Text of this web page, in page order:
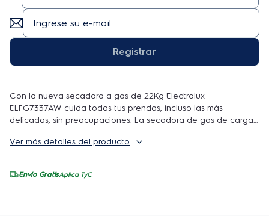
Registrar
Con la nueva secadora a gas de 22Kg Electrolux
ELFG7337AW cuida todas tus prendas, incluso las más
delicadas, sin preocupaciones. La secadora de gas de carga
minutos que le permite secar rápidamente los artículos que
más necesita.CARACTERÍSTICAS: Mantiene la ropa con el
suavemente mientras los sensores de humedad detectan
Ver más detalles del producto
Envío GratisAplica TyC